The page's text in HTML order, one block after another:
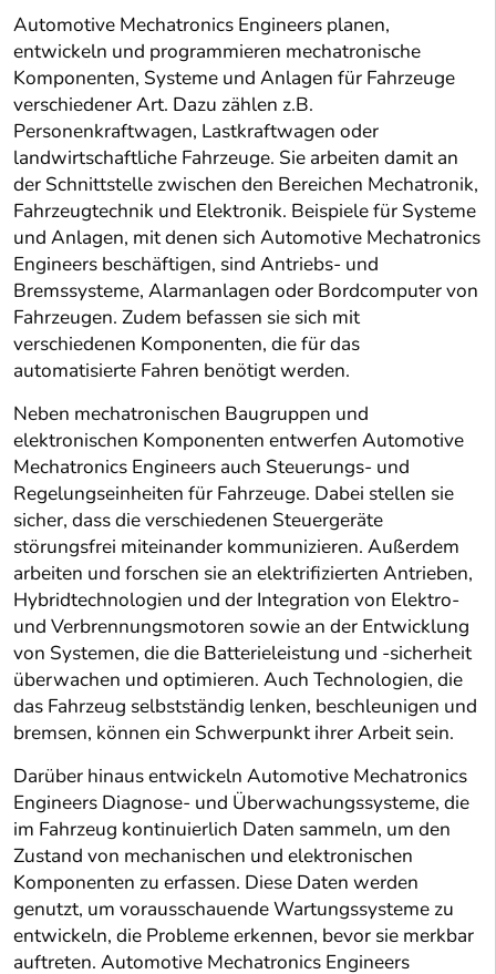
Automotive Mechatronics Engineers planen,
entwickeln und programmieren mechatronische
Komponenten, Systeme und Anlagen für Fahrzeuge
verschiedener Art. Dazu zählen z.B.
Personenkraftwagen, Lastkraftwagen oder
landwirtschaftliche Fahrzeuge. Sie arbeiten damit an
der Schnittstelle zwischen den Bereichen Mechatronik,
Fahrzeugtechnik und Elektronik. Beispiele für Systeme
und Anlagen, mit denen sich Automotive Mechatronics
Engineers beschäftigen, sind Antriebs- und
Bremssysteme, Alarmanlagen oder Bordcomputer von
Fahrzeugen. Zudem befassen sie sich mit
verschiedenen Komponenten, die für das
automatisierte Fahren benötigt werden.
Neben mechatronischen Baugruppen und
elektronischen Komponenten entwerfen Automotive
Mechatronics Engineers auch Steuerungs- und
Regelungseinheiten für Fahrzeuge. Dabei stellen sie
sicher, dass die verschiedenen Steuergeräte
störungsfrei miteinander kommunizieren. Außerdem
arbeiten und forschen sie an elektrifizierten Antrieben,
Hybridtechnologien und der Integration von Elektro-
und Verbrennungsmotoren sowie an der Entwicklung
von Systemen, die die Batterieleistung und -sicherheit
überwachen und optimieren. Auch Technologien, die
das Fahrzeug selbstständig lenken, beschleunigen und
bremsen, können ein Schwerpunkt ihrer Arbeit sein.
Darüber hinaus entwickeln Automotive Mechatronics
Engineers Diagnose- und Überwachungssysteme, die
im Fahrzeug kontinuierlich Daten sammeln, um den
Zustand von mechanischen und elektronischen
Komponenten zu erfassen. Diese Daten werden
genutzt, um vorausschauende Wartungssysteme zu
entwickeln, die Probleme erkennen, bevor sie merkbar
auftreten. Automotive Mechatronics Engineers